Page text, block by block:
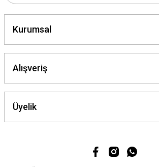
Kurumsal
Alışveriş
Üyelik